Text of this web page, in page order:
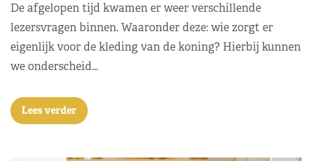
De afgelopen tijd kwamen er weer verschillende
lezersvragen binnen. Waaronder deze: wie zorgt er
eigenlijk voor de kleding van de koning? Hierbij kunnen
we onderscheid…
Lees verder